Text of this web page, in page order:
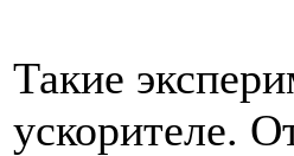
Такие
ускорителе.